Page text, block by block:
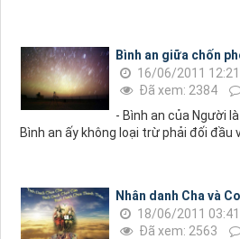
Bình an giữa chốn
16/06/2011
Đã xem: 2384
- Bình an của Người
Bình an ấy không loại trừ phải đối đầu
Nhân danh Cha và
18/06/2011
Đã xem: 2563